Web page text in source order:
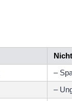
–
–